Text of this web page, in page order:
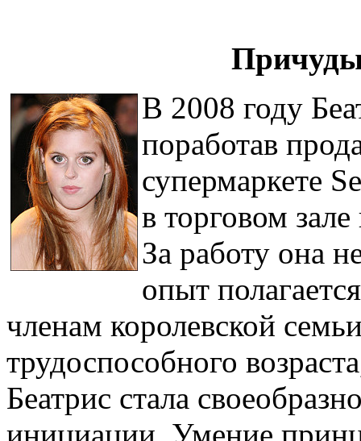
Причуды
В 2008 году
поработав
супермаркете
в торговом
За работу она
опыт
членам королевской
трудоспособного
Беатрис стала
инициации. Умение